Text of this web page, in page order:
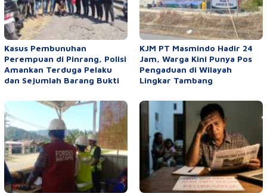
Kasus Pembunuhan
Perempuan di Pinrang, Polisi
Amankan Terduga Pelaku
dan Sejumlah Barang Bukti
KJM PT Masmindo Hadir 24
Jam, Warga Kini Punya Pos
Pengaduan di Wilayah
Lingkar Tambang